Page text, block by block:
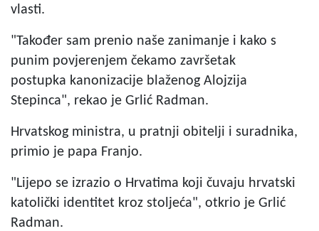
vlasti.
"Također sam prenio naše zanimanje i kako s
punim povjerenjem čekamo završetak
postupka kanonizacije blaženog Alojzija
Stepinca", rekao je Grlić Radman.
Hrvatskog ministra, u pratnji obitelji i suradnika,
primio je papa Franjo.
"Lijepo se izrazio o Hrvatima koji čuvaju hrvatski
katolički identitet kroz stoljeća", otkrio je Grlić
Radman.